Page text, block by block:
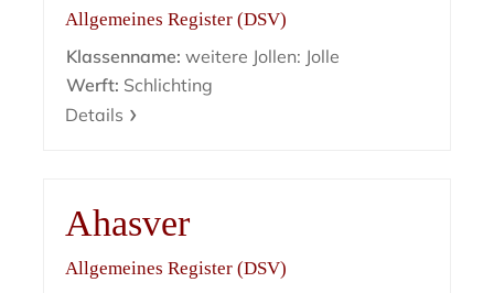
Allgemeines Register (DSV)
Klassenname: weitere Jollen: Jolle
Werft: Schlichting
Details
Ahasver
Allgemeines Register (DSV)